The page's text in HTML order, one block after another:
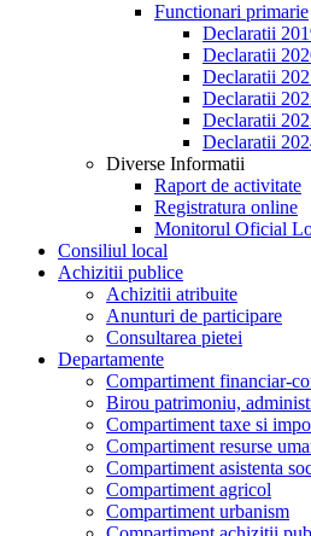
Functionari primarie
Declaratii
Declaratii
Declaratii
Declaratii
Declaratii
Declaratii
Diverse Informatii
Raport de activitate
Registratura online
Monitorul Oficial
Consiliul local
Achizitii publice
Achizitii atribuite
Anunturi de participare
Consultarea pietei
Departamente
Compartiment financiar-
Birou patrimoniu,
Compartiment taxe si
Compartiment resurse
Compartiment asistenta
Compartiment agricol
Compartiment urbanism